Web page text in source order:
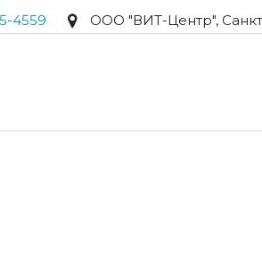
4559 ООО "ВИТ-Центр",